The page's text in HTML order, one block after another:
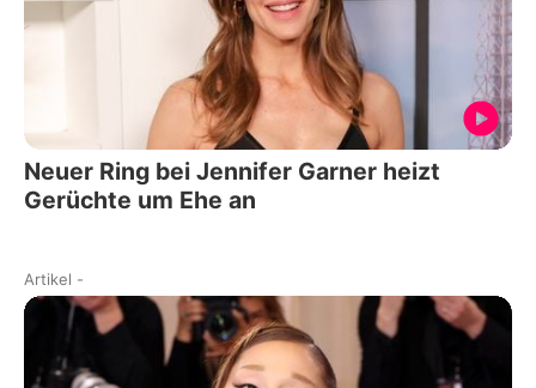
Neuer Ring bei Jennifer Garner heizt
Gerüchte um Ehe an
Artikel -